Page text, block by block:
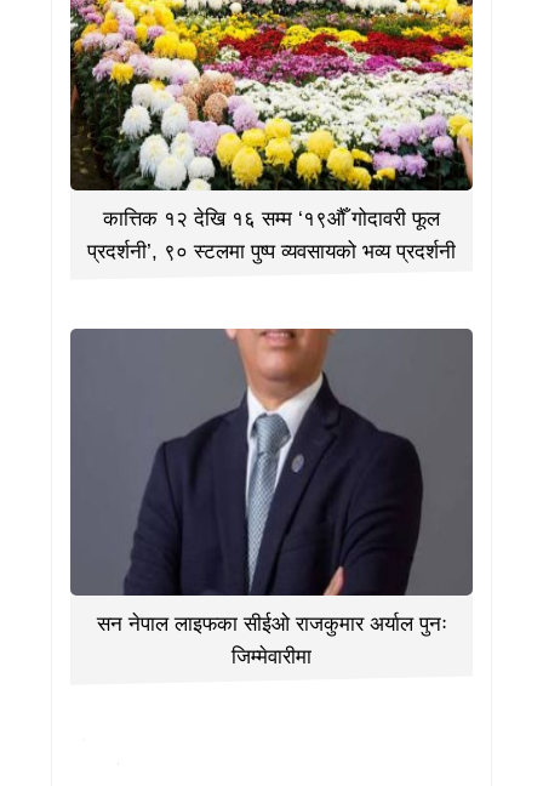
कात्तिक १२ देखि १६ सम्म ‘१९औँ गोदावरी फूल
प्रदर्शनी’, ९० स्टलमा पुष्प व्यवसायको भव्य प्रदर्शनी
सन नेपाल लाइफका सीईओ राजकुमार अर्याल पुनः
जिम्मेवारीमा